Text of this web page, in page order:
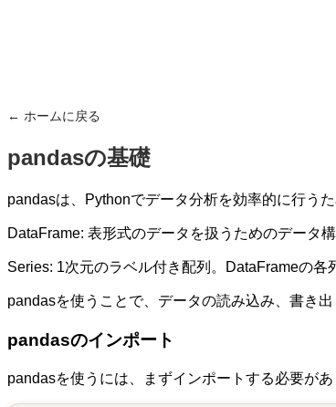
← ホームに戻る
pandasの基礎
pandasは、Pythonでデータ分析を効率的に行う
DataFrame: 表形式のデータを扱うためのデータ
Series: 1次元のラベル付き配列。DataFrameの各
pandasを使うことで、データの読み込み、書き
pandasのインポート
pandasを使うには、まずインポートする必要が